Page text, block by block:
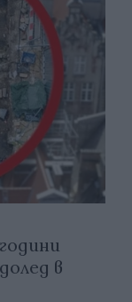
в